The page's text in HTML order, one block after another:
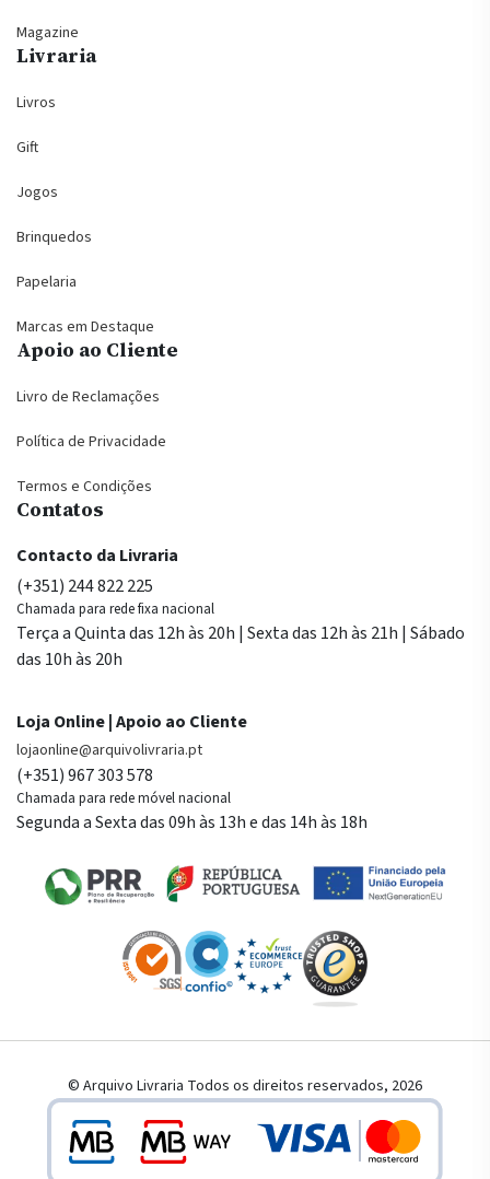
Magazine
Livraria
Livros
Gift
Jogos
Brinquedos
Papelaria
Marcas em Destaque
Apoio ao Cliente
Livro de Reclamações
Política de Privacidade
Termos e Condições
Contatos
Contacto da Livraria
(+351) 244 822 225
Chamada para rede fixa nacional
Terça a Quinta das 12h às 20h | Sexta das 12h às 21h | Sábado
das 10h às 20h
Loja Online | Apoio ao Cliente
lojaonline@arquivolivraria.pt
(+351) 967 303 578
Chamada para rede móvel nacional
Segunda a Sexta das 09h às 13h e das 14h às 18h
© Arquivo Livraria Todos os direitos reservados, 2026